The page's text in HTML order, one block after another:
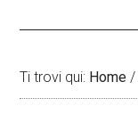
Ti trovi qui: Home /